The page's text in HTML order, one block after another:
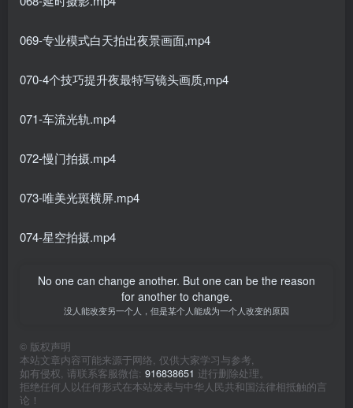
069-专业模式白天拍出夜景画面,mp4
070-4个技巧提升夜最特写镜头画质,mp4
071-车流光轨.mp4
072-慢门拍摄.mp4
073-唯美光斑横屏.mp4
074-星空拍摄.mp4
No one can change another. But one can be the reason
for another to change.
没人能改变另一个人，但是某个人能成为一个人改变的原因
© 版权声明
本站文章内容可能来源于网络, 仅供大家学习与参考,
如有侵权, 请联系客服微信: 916838651 进行删除处理。
拒绝任何人以任何形式在本站发表与中华人民共和国法律相抵触的言
论！